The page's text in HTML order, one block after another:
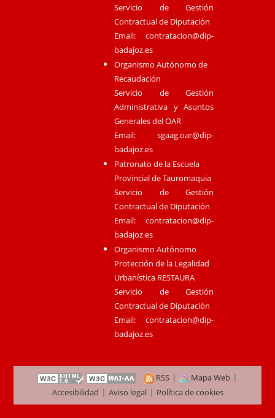
Servicio de Gestión
Contractual de Diputación
Email:contratacion@dip-
badajoz.es
Organismo Autónomo de
Recaudación
Servicio de Gestión
Administrativa y Asuntos
Generales del OAR
Email:sgaag.oar@dip-
badajoz.es
Patronato de la Escuela
Provincial de Tauromaquia
Servicio de Gestión
Contractual de Diputación
Email:contratacion@dip-
badajoz.es
Organismo Autónomo
Protección de la Legalidad
Urbanística RESTAURA
Servicio de Gestión
Contractual de Diputación
Email:contratacion@dip-
badajoz.es
RSS | Mapa Web |
Accesibilidad | Aviso legal| Política de cookies